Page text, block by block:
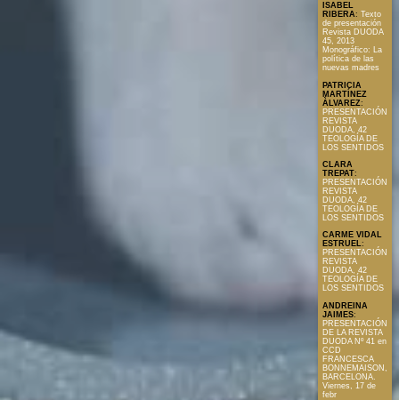
ISABEL
RIBERA: Texto
de presentación
Revista DUODA
45, 2013
Monográfico: La
política de las
nuevas madres
PATRICIA
MARTÍNEZ
ÀLVAREZ:
PRESENTACIÓN
REVISTA
DUODA, 42
TEOLOGÍA DE
LOS SENTIDOS
CLARA
TREPAT:
PRESENTACIÓN
REVISTA
DUODA, 42
TEOLOGÍA DE
LOS SENTIDOS
CARME VIDAL
ESTRUEL:
PRESENTACIÓN
REVISTA
DUODA, 42
TEOLOGÍA DE
LOS SENTIDOS
ANDREINA
JAIMES:
PRESENTACIÓN
DE LA REVISTA
DUODA Nº 41 en
CCD
FRANCESCA
BONNEMAISON,
BARCELONA.
Viernes, 17 de
febr